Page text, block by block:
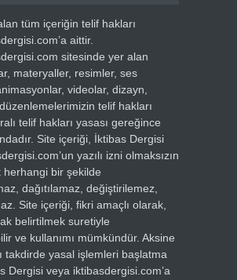
tüm içeriğin telif hakları
aittir.
sitesinde yer alan
materyaller, resimler, ses
videolar, dizayn,
telif hakları
telif hakları yasası gereğince
Site içeriği, İktibas Dergisi
yazılı izni olmaksızın
herhangi bir şekilde
dağıtılamaz, değiştirilemez,
Site içeriği, fikri amaçlı olarak,
belirtilmek suretiyle
ve kullanımı mümkündür. Aksine
takdirde yasal işlemleri başlatma
Dergisi veya iktibasdergisi.com’a